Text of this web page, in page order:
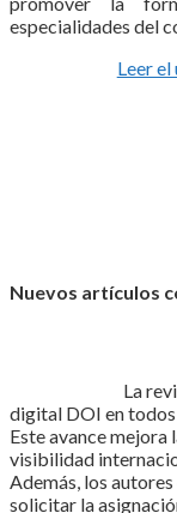
especialidades del
Leer
Nuevos artículos
La
digital DOI en todos
Este avance
visibilidad
Además, los
solicitar la